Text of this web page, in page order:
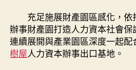
充足施展財產園區感化，依
辦事財產園打造人力資本社會保
連續展開與產業園區深度一起配
樹屋人力資本辦事出口基地。